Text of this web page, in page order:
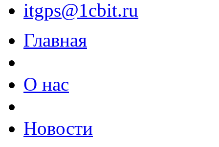
itgps@1cbit.ru
Главная
О нас
Новости